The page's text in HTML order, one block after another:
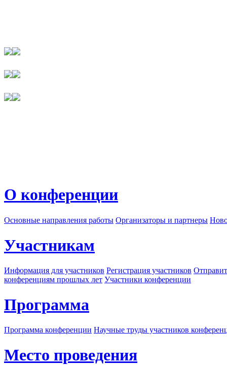
О конференции
Основные направления работы Организаторы и партнеры
Участникам
Информация для участников Регистрация участников
конференциям прошлых лет Участники конференции
Программа
Программа конференции Научные труды участников
Место проведения